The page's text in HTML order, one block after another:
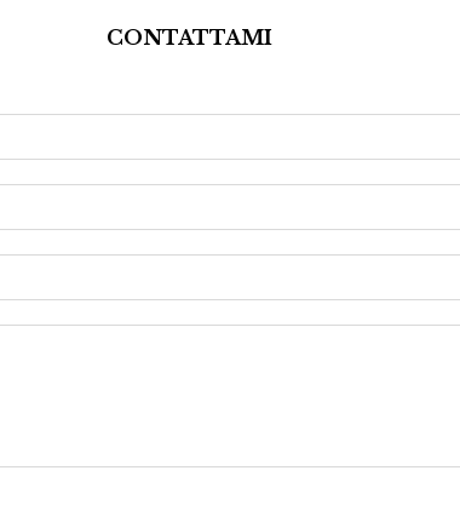
CONTATTAMI